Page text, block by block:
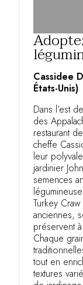
Cassidee
États-Unis)
Dans l’est
des
restaurant
cheffe
leur
jardinier
semences
Turkey
anciennes,
préservent
Chaque
tout en
textures